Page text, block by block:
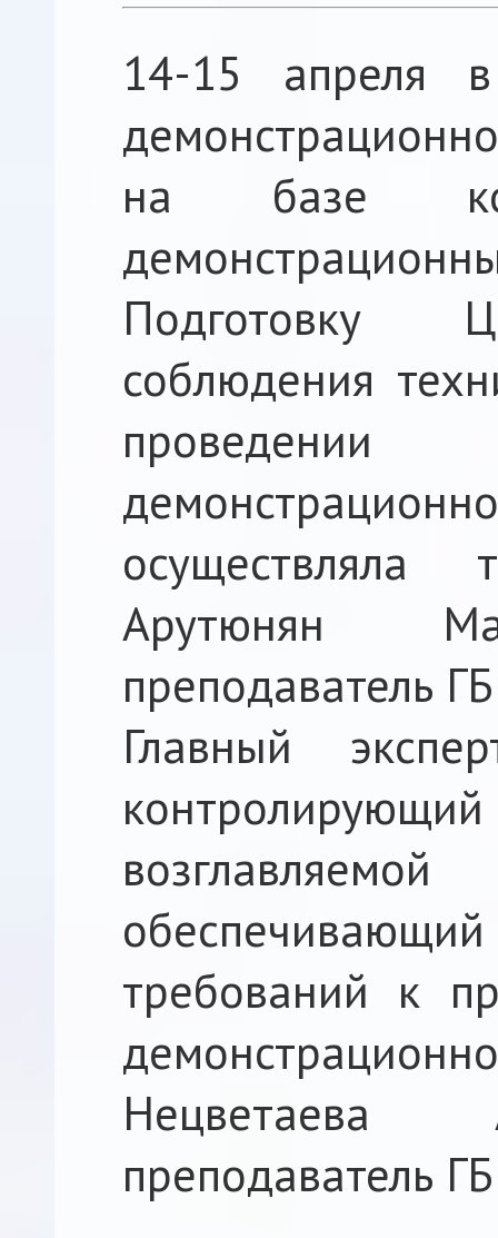
14-15 апреля
на базе
Подготовку
соблюдения
осуществляла
Арутюнян
преподаватель
Главный
требований к
Нецветаева
преподаватель